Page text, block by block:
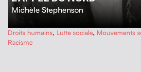
Michèle Stephenson
…
Droits humains, Lutte sociale, Mouvements
Racisme